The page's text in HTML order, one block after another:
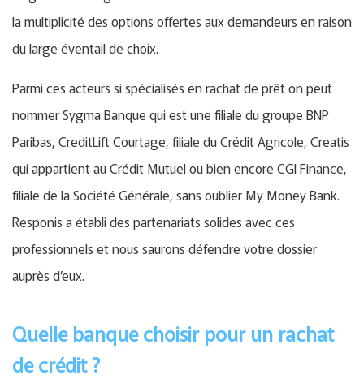
la multiplicité des options offertes aux demandeurs en raison
du large éventail de choix.
Parmi ces acteurs si spécialisés en rachat de prêt on peut
nommer Sygma Banque qui est une filiale du groupe BNP
Paribas, CreditLift Courtage, filiale du Crédit Agricole, Creatis
qui appartient au Crédit Mutuel ou bien encore CGI Finance,
filiale de la Société Générale, sans oublier My Money Bank.
Responis a établi des partenariats solides avec ces
professionnels et nous saurons défendre votre dossier
auprès d’eux.
Quelle banque choisir pour un rachat
de crédit ?